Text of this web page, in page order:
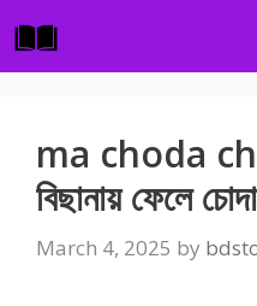
to
content
ma choda
বিছানায় ফেলে
March 4, 2025 by